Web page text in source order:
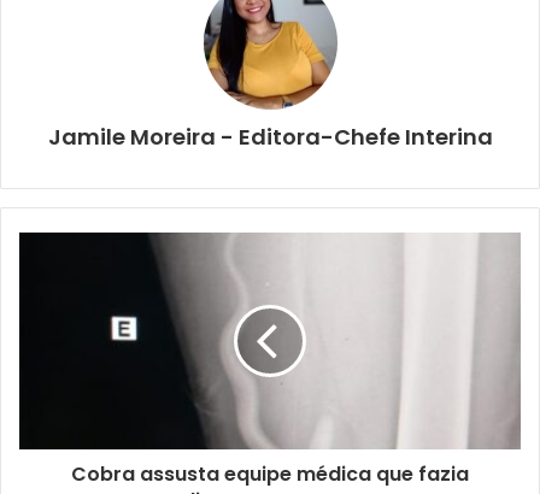
Jamile Moreira - Editora-Chefe Interina
Cobra assusta equipe médica que fazia